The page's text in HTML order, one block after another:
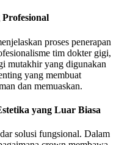
Profesional
proses penerapan
tim dokter gigi,
mutakhir yang digunakan
yang membuat
dan memuaskan.
yang Luar Biasa
solusi fungsional. Dalam